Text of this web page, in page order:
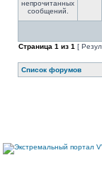
Страница 1 из 1 [
Список форумов